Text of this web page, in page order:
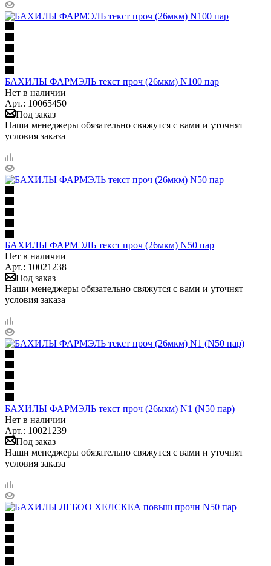
БАХИЛЫ ФАРМЭЛЬ текст проч (26мкм) N100 пар
Нет в наличии
Арт.: 10065450
Под заказ
Наши менеджеры обязательно свяжутся с вами и уточнят
условия заказа
БАХИЛЫ ФАРМЭЛЬ текст проч (26мкм) N50 пар
Нет в наличии
Арт.: 10021238
Под заказ
Наши менеджеры обязательно свяжутся с вами и уточнят
условия заказа
БАХИЛЫ ФАРМЭЛЬ текст проч (26мкм) N1 (N50 пар)
Нет в наличии
Арт.: 10021239
Под заказ
Наши менеджеры обязательно свяжутся с вами и уточнят
условия заказа